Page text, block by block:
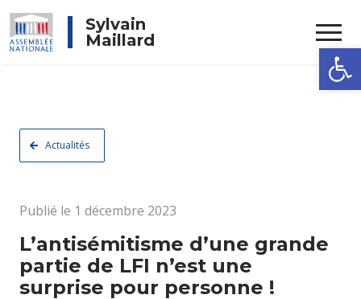
Ouvrir
Sylvain
Maillard
Actualités
Publié le 1 décembre 2023
L’antisémitisme d’une grande
partie de LFI n’est une
surprise pour personne !